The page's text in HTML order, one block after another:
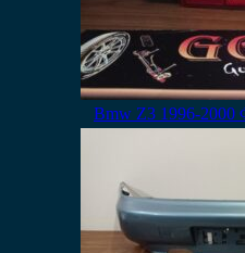
Bmw Z3 1996-2000